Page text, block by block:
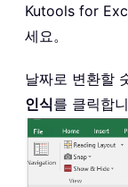
Kutools for
세요。
날짜로 변환할
인식를 클릭합